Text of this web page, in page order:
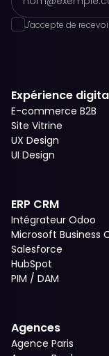
J'accepte de
Expérience
E-commerce B2B
Site Vitrine
UX Design
UI Design
ERP CRM
Intégrateur Odoo
Microsoft Business
Salesforce
HubSpot
PIM / DAM
Agences
Agence Paris